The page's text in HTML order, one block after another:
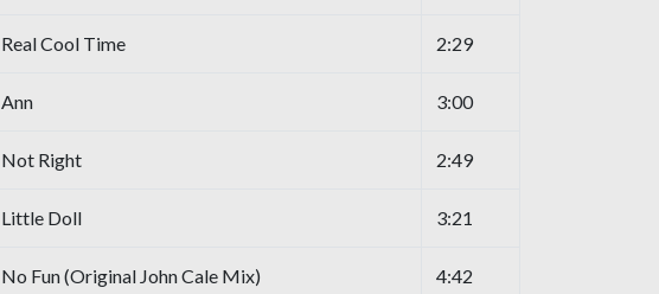
Real Cool Time 2:29
Ann 3:00
Not Right 2:49
Little Doll 3:21
No Fun (Original John Cale Mix) 4:42